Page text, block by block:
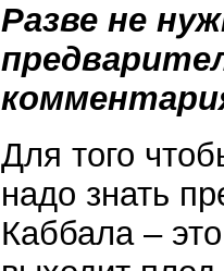
Разве не
Для того
надо знать
Каббала –